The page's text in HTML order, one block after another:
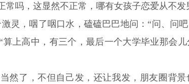
吗，这显然不正常，哪有女孩子恋爱从不发
灵，咽了咽口水，磕磕巴巴地问：“问、问吧
算上高中，有三个，最后一个大学毕业那会
当然了，不但自己发，还让我发，朋友圈背景